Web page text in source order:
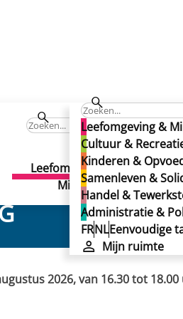
Leefomgeving &
Cultuur &
Kinderen &
Samenleven &
Handel &
Administratie &
FRNLEenvoudige
Mijn ruimte
Leefomgeving &
Milieu
ESTIVALES: De Bloemenwijk
De
De
2026, van 16.30 tot 18.00